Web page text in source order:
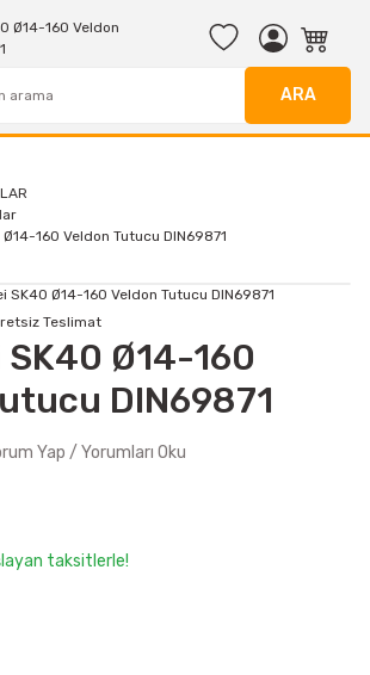
ARA
160 Veldon Tutucu DIN69871
Teslimat
SK40 Ø14-160
DIN69871
Yap / Yorumları Oku
taksitlerle!